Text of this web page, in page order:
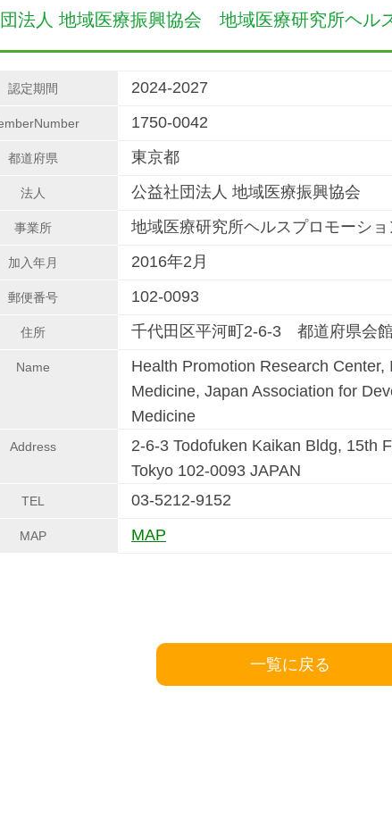
法人 地域医療振興協会 地域医療研究所ヘル
認定期間 2024-2027
1750-0042
都道府県 東京都
法人 公益社団法人 地域医療振興協会
事業所 地域医療研究所ヘルスプロモーシ
加入年月 2016年2月
郵便番号 102-0093
住所 千代田区平河町2-6-3 都道府県会
Name
Health Promotion Research
Medicine, Japan Association for
Medicine
Address
2-6-3 Todofuken Kaikan Bldg, 15th
Tokyo 102-0093 JAPAN
TEL 03-5212-9152
MAP MAP
一覧に戻る